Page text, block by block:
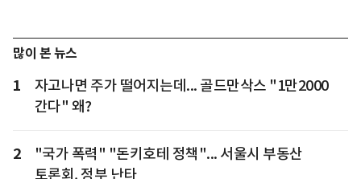
많이 본 뉴스
1
자고나면 주가 떨어지는데... 골드만삭스 "1만2000
간다" 왜?
2
"국가 폭력" "돈키호테 정책"... 서울시 부동산
토론회, 정부 난타